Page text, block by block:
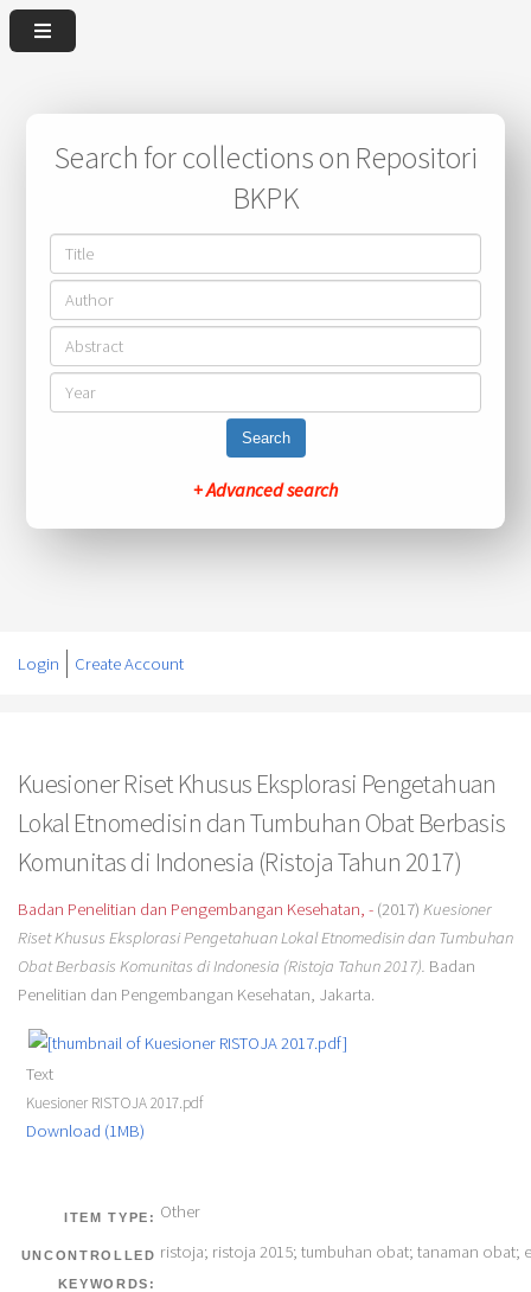
Search for collections on Repositori
BKPK
Search
+ Advanced search
Login Create Account
Kuesioner Riset Khusus Eksplorasi Pengetahuan
Lokal Etnomedisin dan Tumbuhan Obat Berbasis
Komunitas di Indonesia (Ristoja Tahun 2017)
Badan Penelitian dan Pengembangan Kesehatan, -(2017) Kuesioner
Riset Khusus Eksplorasi Pengetahuan Lokal Etnomedisin dan Tumbuhan
Obat Berbasis Komunitas di Indonesia (Ristoja Tahun 2017). Badan
Penelitian dan Pengembangan Kesehatan, Jakarta.
Text
Kuesioner RISTOJA 2017.pdf
Download (1MB)
ITEM TYPE: Other
UNCONTROLLED
KEYWORDS:
ristoja; ristoja 2015; tumbuhan obat; tanaman obat;